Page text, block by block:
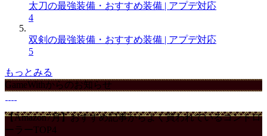
太刀の最強装備・おすすめ装備 | アプデ対応
4
双剣の最強装備・おすすめ装備 | アプデ対応
5
もっとみる
GameWithからのお知らせ
【Amazon7月】おすすめ記事からよく買われているコントロ
ーラーTOP4